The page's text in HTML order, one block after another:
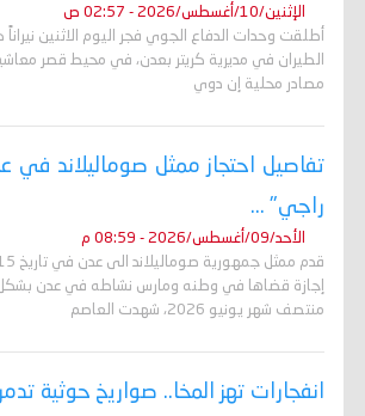
الإثنين/10/أغسطس/2026 - 02:57 ص
أطلقت وحدات الدفاع الجوي فجر اليوم الاثنين
الطيران في مديرية كريتر بعدن، في محيط قصر
مصادر محلية إن دوي
تفاصيل احتجاز ممثل صوماليلاند في
راجي" ...
الأحد/09/أغسطس/2026 - 08:59 م
إجازة قضاها في وطنه ومارس نشاطه في عدن
منتصف شهر يونيو 2026، شهدت العاصم
انفجارات تهز المخا.. صواريخ حوثية